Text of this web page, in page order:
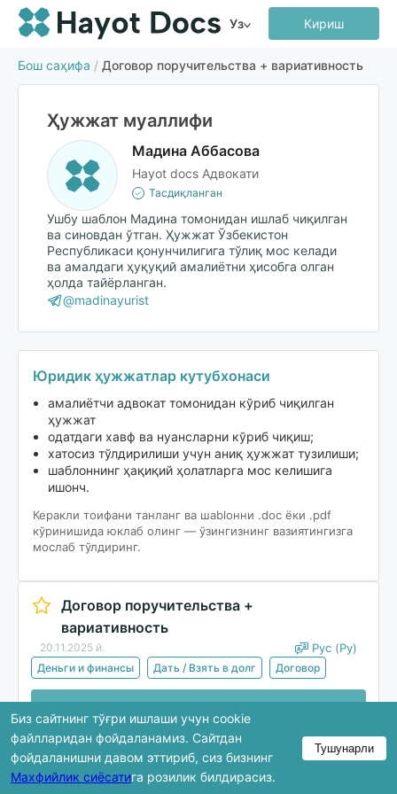
Уз Кириш
Бош саҳифа / Договор поручительства + вариативность
Ҳужжат муаллифи
Мадина Аббасова
Hayot docs Адвокати
Тасдиқланган
Ушбу шаблон Мадина томонидан ишлаб чиқилган
ва синовдан ўтган. Ҳужжат Ўзбекистон
Республикаси қонунчилигига тўлиқ мос келади
ва амалдаги ҳуқуқий амалиётни ҳисобга олган
ҳолда тайёрланган.
@madinayurist
Юридик ҳужжатлар кутубхонаси
амалиётчи адвокат томонидан кўриб чиқилган
ҳужжат
одатдаги хавф ва нуансларни кўриб чиқиш;
хатосиз тўлдирилиши учун аниқ ҳужжат тузилиши;
шаблоннинг ҳақиқий ҳолатларга мос келишига
ишонч.
Керакли тоифани танланг ва шablонни .doc ёки .pdf
кўринишида юклаб олинг — ўзингизнинг вазиятингизга
мослаб тўлдиринг.
Договор поручительства +
вариативность
20.11.2025 й. Рус (Ру)
Деньги и финансы Дать / Взять в долг Договор
Кўриб чиқишда ҳужжатнинг фақат бир қисми
Биз сайтнинг тўғри ишлаши учун cookie
файлларидан фойдаланамиз. Сайтдан
фойдаланишни давом эттириб, сиз бизнинг
Махфийлик сиёсатига розилик билдирасиз.
Тушунарли